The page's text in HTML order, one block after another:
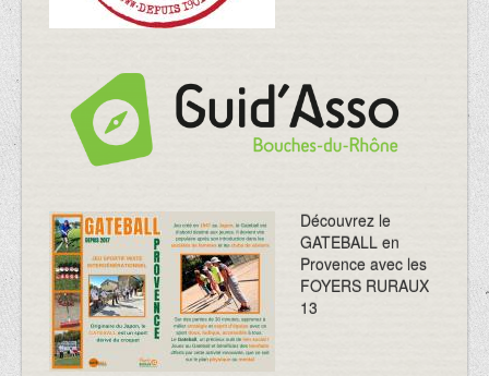
Découvrez le
GATEBALL en
Provence avec les
FOYERS RURAUX
13